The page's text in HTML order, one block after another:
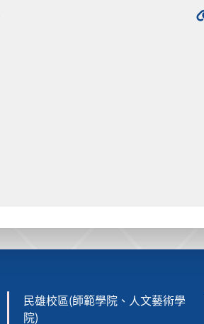
民雄校區(師範學院、人文藝術學
院)